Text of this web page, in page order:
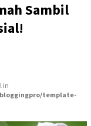
Sambil
in
template-